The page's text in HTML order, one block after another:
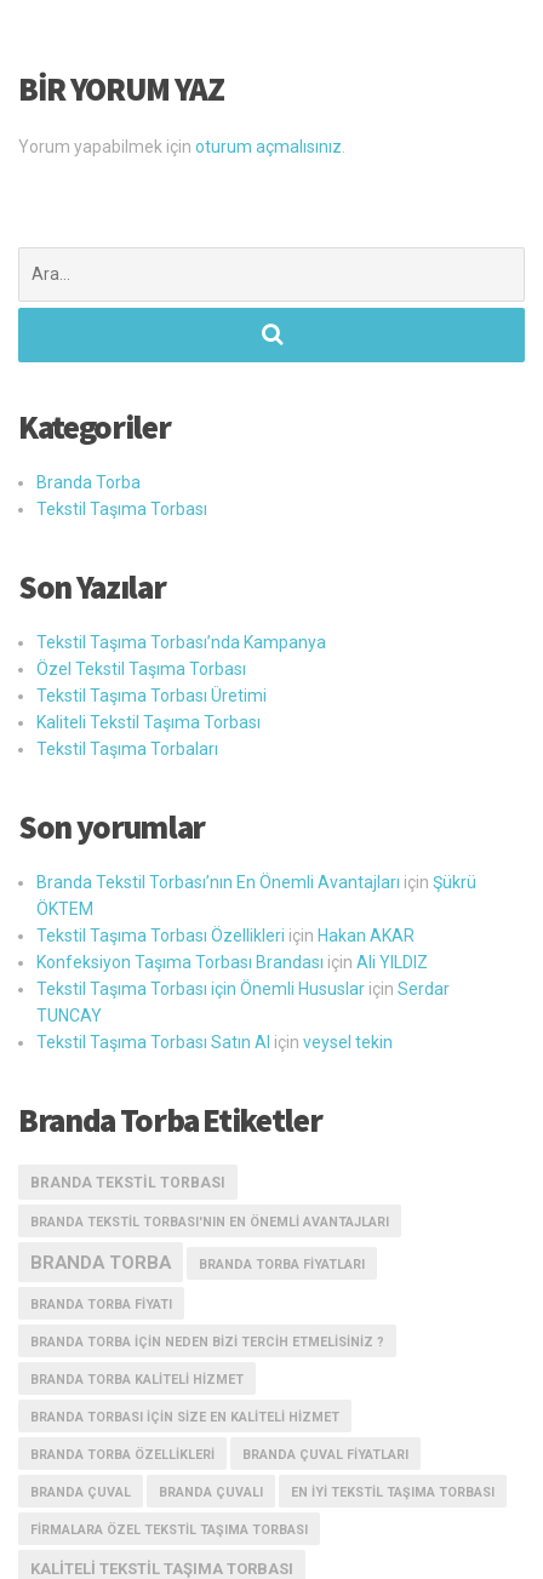
BIR YORUM YAZ
Yorum yapabilmek için oturum açmalısınız
ara:
Kategoriler
Branda Torba
Tekstil Taşıma Torbası
Son Yazılar
Tekstil Taşıma Torbası’nda Kampanya
Özel Tekstil Taşıma Torbası
Tekstil Taşıma Torbası Üretimi
Kaliteli Tekstil Taşıma Torbası
Tekstil Taşıma Torbaları
Son yorumlar
Branda Tekstil Torbası’nın En Önemli Avantajları için Şükrü
ÖKTEM
Tekstil Taşıma Torbası Özellikleri için Hakan AKAR
Konfeksiyon Taşıma Torbası Brandası için Ali YILDIZ
Tekstil Taşıma Torbası için Önemli Hususlar için Serdar
TUNCAY
Tekstil Taşıma Torbası Satın Al için veysel tekin
Branda Torba Etiketler
BRANDA TEKSTIL TORBASI
BRANDA TEKSTIL TORBASI'NIN EN ÖNEMLI AVANTAJLARI
BRANDA TORBA BRANDA TORBA FIYATLARI
BRANDA TORBA FIYATI
BRANDA TORBA IÇIN NEDEN BIZI TERCIH ETMELISINIZ ?
BRANDA TORBA KALITELI HIZMET
BRANDA TORBASI IÇIN SIZE EN KALITELI HIZMET
BRANDA TORBA ÖZELLIKLERI BRANDA ÇUVAL FIYATLARI
BRANDA ÇUVAL BRANDA ÇUVALI EN IYI TEKSTIL TAŞIMA TORBASI
FIRMALARA ÖZEL TEKSTIL TAŞIMA TORBASI
KALITELI TEKSTIL TAŞIMA TORBASI